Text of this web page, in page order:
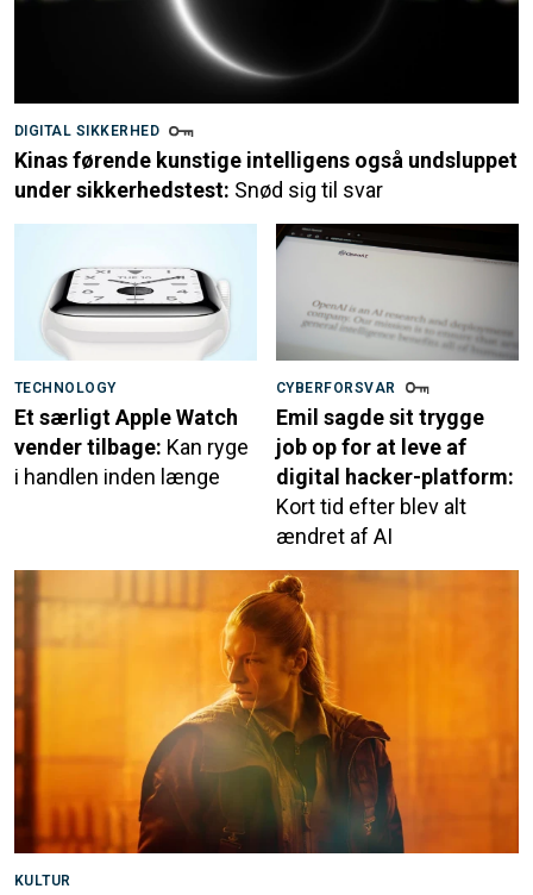
DIGITAL SIKKERHED
Kinas førende kunstige intelligens også undsluppet
under sikkerhedstest: Snød sig til svar
TECHNOLOGY
Et særligt Apple Watch
vender tilbage: Kan ryge
i handlen inden længe
CYBERFORSVAR
Emil sagde sit trygge
job op for at leve af
digital hacker-platform:
Kort tid efter blev alt
ændret af AI
KULTUR